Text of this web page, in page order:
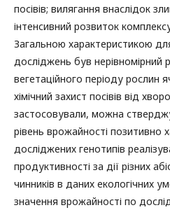
посівів; вилягання внаслідок
інтенсивний розвиток
Загальною характеристикою
досліджень був нерівномірний
вегетаційного періоду рослин
хімічний захист посівів від
застосовували, можна
рівень врожайності позитивно
досліджених генотипів
продуктивності за дії різних
чинників в даних екологічних
значення врожайності по